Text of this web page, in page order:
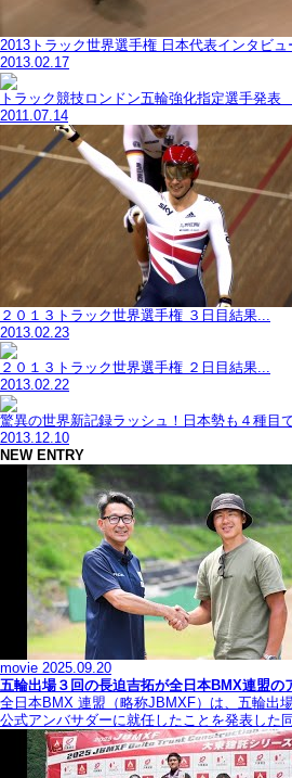
2013トラック世界選手権 日本代表インタビュ
2013.02.17
トラック競技ロンドン五輪強化指定選手発表
2011.07.14
２０１３トラック世界選手権 ３日目結果...
2013.02.23
２０１３トラック世界選手権 ２日目結果...
2013.02.22
驚異の世界新記録ラッシュ！日本勢も４種目
2013.12.10
NEW ENTRY
movie 2025.09.20
五輪出場３回の長迫吉拓が全日本BMX連盟の
全日本BMX 連盟（略称JBMXF）は、五輪出
公式アンバサダーに就任したことを発表した